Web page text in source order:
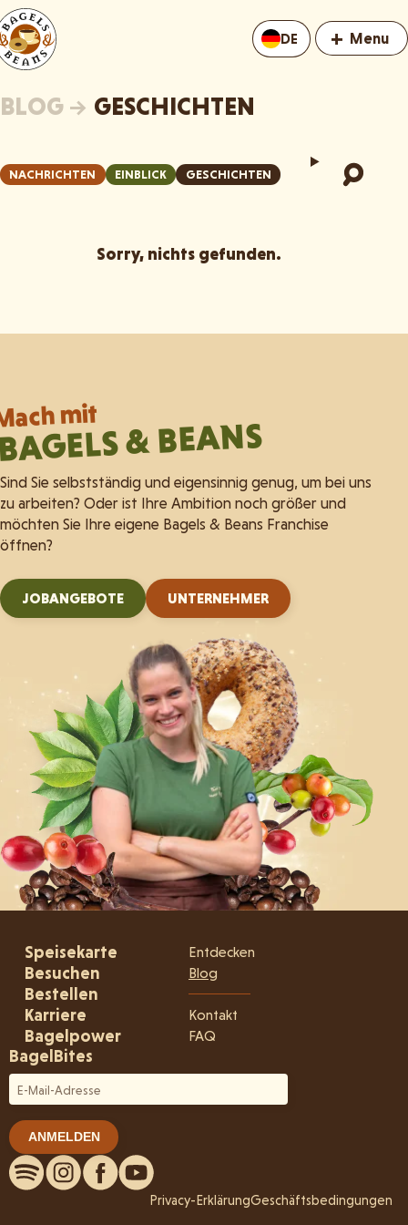
+ Menu
DE
BLOG → GESCHICHTEN
NACHRICHTEN EINBLICK GESCHICHTEN
Sorry, nichts gefunden.
mit & BEANS
Sind Sie selbstständig und eigensinnig genug, um bei uns
zu arbeiten? Oder ist Ihre Ambition noch größer und
möchten Sie Ihre eigene Bagels & Beans Franchise
öffnen?
JOBANGEBOTE UNTERNEHMER
Speisekarte
Besuchen
Bestellen
Karriere
Bagelpower
Entdecken
Blog
Kontakt
FAQ
BagelBites
Privacy-ErklärungGeschäftsbedingungen